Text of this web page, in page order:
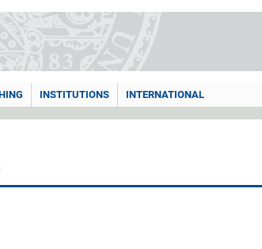
INSTITUTIONS INTERNATIONAL